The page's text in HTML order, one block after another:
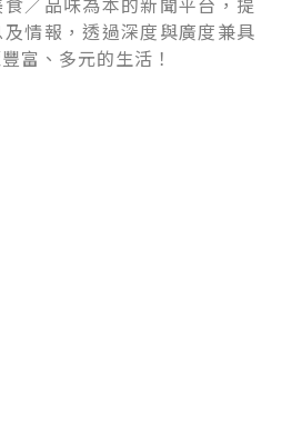
情報，透過深度與廣度兼具
富、多元的生活！